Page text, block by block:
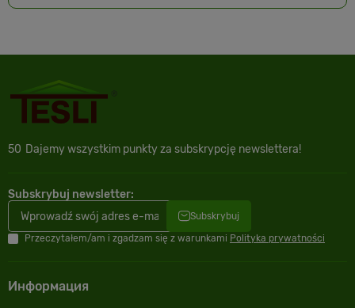
50 Dajemy wszystkim punkty za subskrypcję newslettera!
Subskrybuj newsletter:
Subskrybuj
Przeczytałem/am i zgadzam się z warunkami Polityka prywatności
Информация